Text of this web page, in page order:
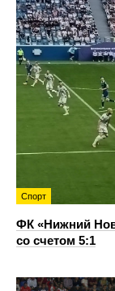
Спорт
ФК «Нижний
со счетом 5:1